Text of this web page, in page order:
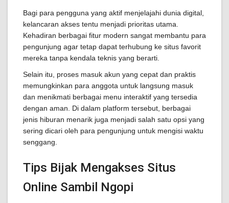
Bagi para pengguna yang aktif menjelajahi dunia digital,
kelancaran akses tentu menjadi prioritas utama.
Kehadiran berbagai fitur modern sangat membantu para
pengunjung agar tetap dapat terhubung ke situs favorit
mereka tanpa kendala teknis yang berarti.
Selain itu, proses masuk akun yang cepat dan praktis
memungkinkan para anggota untuk langsung masuk
dan menikmati berbagai menu interaktif yang tersedia
dengan aman. Di dalam platform tersebut, berbagai
jenis hiburan menarik juga menjadi salah satu opsi yang
sering dicari oleh para pengunjung untuk mengisi waktu
senggang.
Tips Bijak Mengakses Situs
Online Sambil Ngopi